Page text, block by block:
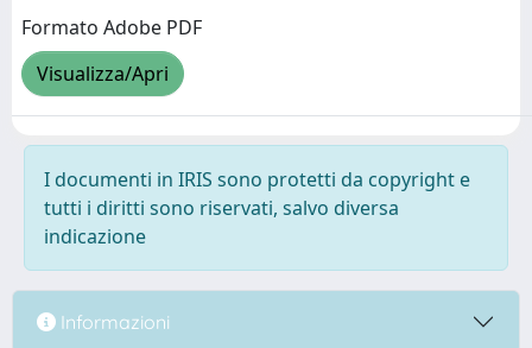
Formato Adobe PDF
Visualizza/Apri
I documenti in IRIS sono protetti da copyright e
tutti i diritti sono riservati, salvo diversa
indicazione
Informazioni